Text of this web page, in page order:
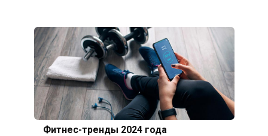
Фитнес-тренды 2024 года